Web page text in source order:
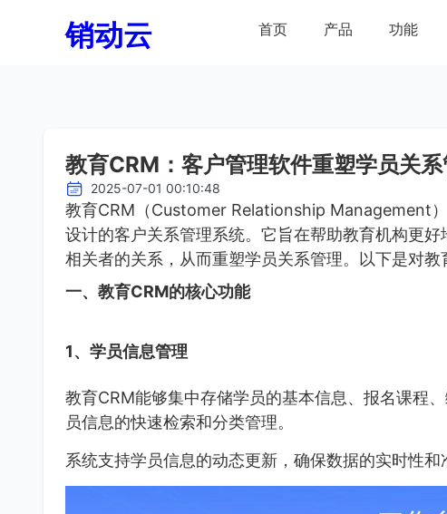
销动云 首页 产品 功能
教育CRM：客户管理软件重塑学员关系
2025-07-01 00:10:48
教育CRM（Customer Relationship Management
设计的客户关系管理系统。它旨在帮助教育机构更
相关者的关系，从而重塑学员关系管理。以下是对教
一、教育CRM的核心功能
1、学员信息管理
教育CRM能够集中存储学员的基本信息、报名课程
员信息的快速检索和分类管理。
系统支持学员信息的动态更新，确保数据的实时性和